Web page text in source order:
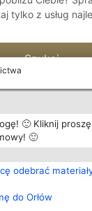
🙂 Kliknij
🙂
odebrać
do Orłów
tylko z usług
Szukaj
Plebiscyt
Laureaci
wszystkich
Laureatów